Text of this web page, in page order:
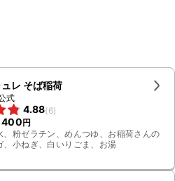
レ そば稲荷
式
4.88(6)
400円
、粉ゼラチン、めんつゆ、お稲荷さんの
、小ねぎ、白いりごま、お湯